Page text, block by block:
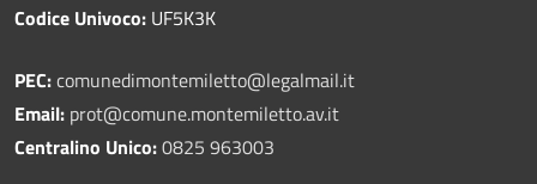
Codice Univoco: UF5K3K
PEC:comunedimontemiletto@legalmail.it
Email: prot@comune.montemiletto.av.it
Centralino Unico:0825 963003